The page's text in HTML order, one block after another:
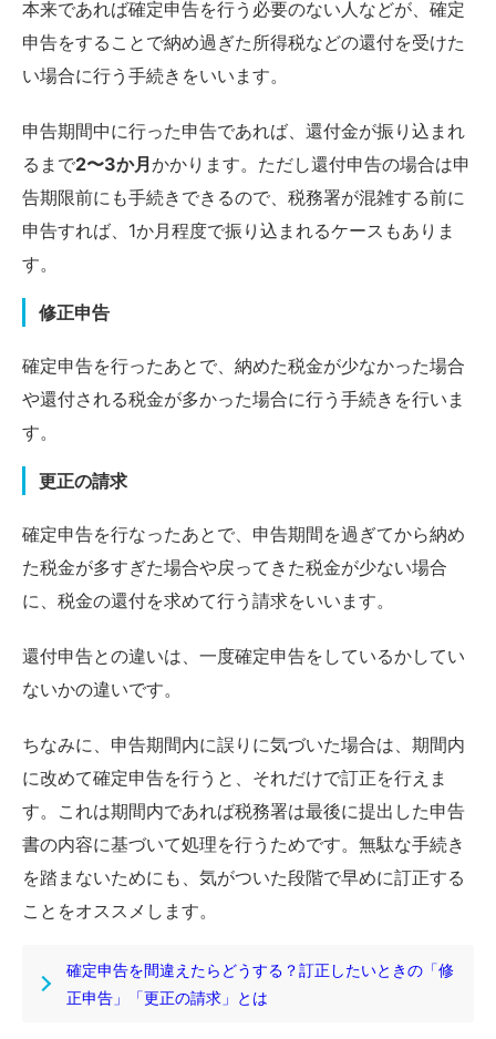
本来であれば確定申告を行う必要のない人などが、確定
申告をすることで納め過ぎた所得税などの還付を受けた
い場合に行う手続きをいいます。
申告期間中に行った申告であれば、還付金が振り込まれ
るまで2〜3か月かかります。ただし還付申告の場合は申
告期限前にも手続きできるので、税務署が混雑する前に
申告すれば、1か月程度で振り込まれるケースもありま
す。
修正申告
確定申告を行ったあとで、納めた税金が少なかった場合
や還付される税金が多かった場合に行う手続きを行いま
す。
更正の請求
確定申告を行なったあとで、申告期間を過ぎてから納め
た税金が多すぎた場合や戻ってきた税金が少ない場合
に、税金の還付を求めて行う請求をいいます。
還付申告との違いは、一度確定申告をしているかしてい
ないかの違いです。
ちなみに、申告期間内に誤りに気づいた場合は、期間内
に改めて確定申告を行うと、それだけで訂正を行えま
す。これは期間内であれば税務署は最後に提出した申告
書の内容に基づいて処理を行うためです。無駄な手続き
を踏まないためにも、気がついた段階で早めに訂正する
ことをオススメします。
確定申告を間違えたらどうする？訂正したいときの「修
正申告」「更正の請求」とは